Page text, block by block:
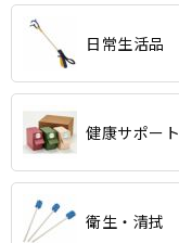
日常生活品
健康サポート
衛生・清拭